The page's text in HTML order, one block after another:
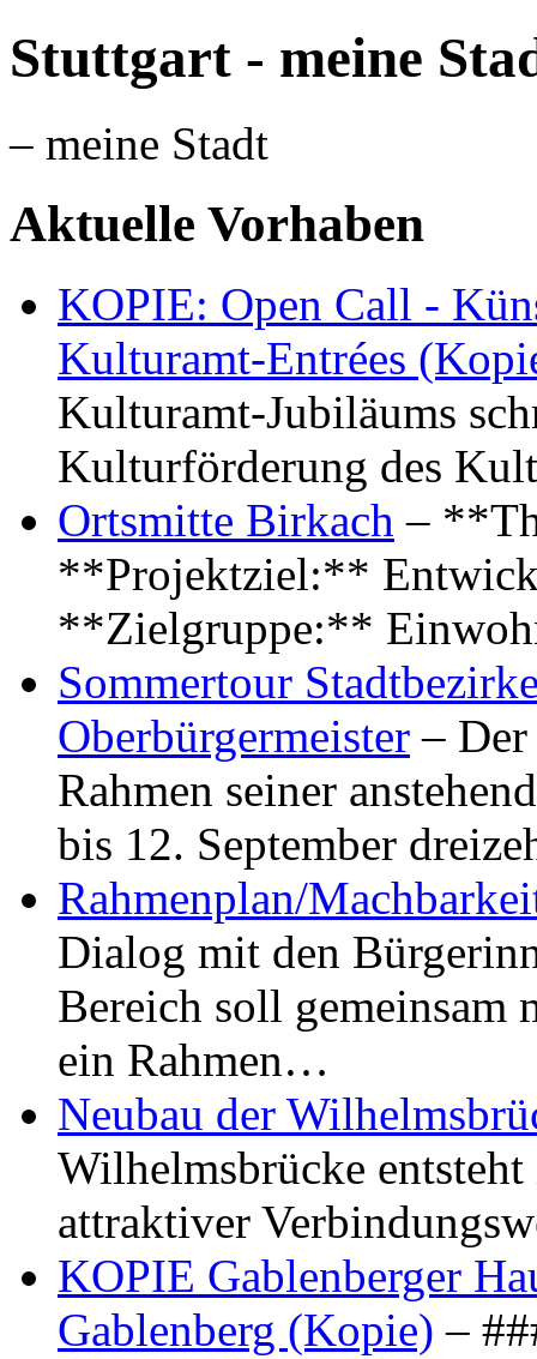
Stuttgart - meine
– meine Stadt
Aktuelle Vorhaben
KOPIE: Open Call -
Kulturamt-Entrées
Kulturamt-Jubiläums
Kulturförderung des
Ortsmitte Birkach –
**Projektziel:**
**Zielgruppe:**
Sommertour
Oberbürgermeister –
Rahmen seiner
bis 12. September
Rahmenplan/
Dialog mit den
Bereich soll gemeinsam
ein Rahmen…
Neubau der
Wilhelmsbrücke
attraktiver
KOPIE Gablenberger
Gablenberg (Kopie) –